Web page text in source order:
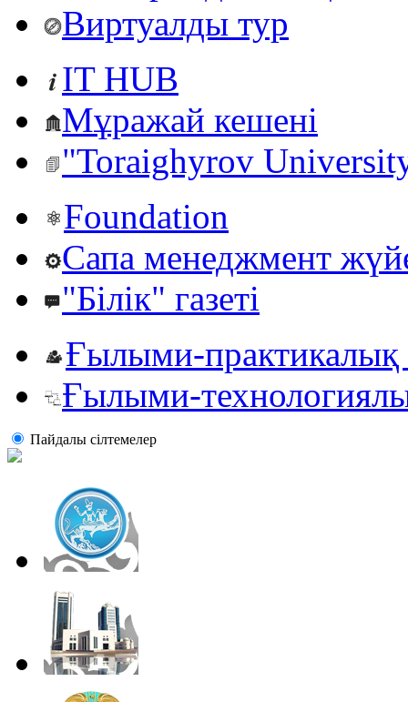
Виртуалды тур
IT HUB
Мұражай кешені
"Toraighyrov
Foundation
Сапа менеджмент
"Білік" газеті
Ғылыми-практикалық
Ғылыми-
Пайдалы сiлтемелер